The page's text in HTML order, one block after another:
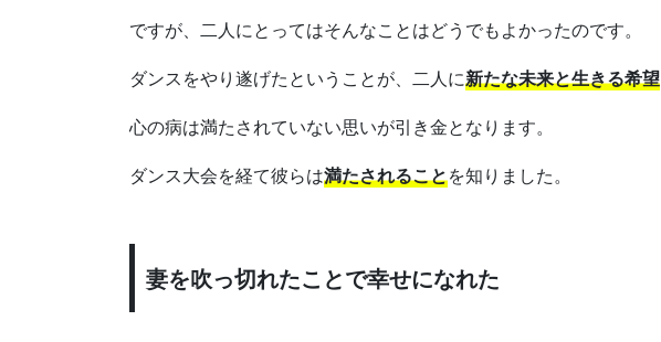
ですが、二人にとってはそんなことはどうでもよかったのです。
ダンスをやり遂げたということが、二人に新たな未来と生きる希望
心の病は満たされていない思いが引き金となります。
ダンス大会を経て彼らは満たされることを知りました。
妻を吹っ切れたことで幸せになれた